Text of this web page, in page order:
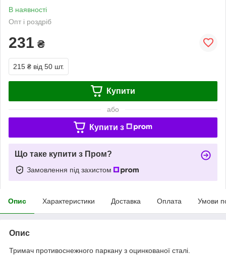
В наявності
Опт і роздріб
231 ₴
215 ₴ від 50 шт.
Купити
або
Купити з
Що таке купити з Пром?
Замовлення під захистом
Опис Характеристики Доставка Оплата Умови
Опис
Тримач противоснежного паркану з оцинкованої сталі.